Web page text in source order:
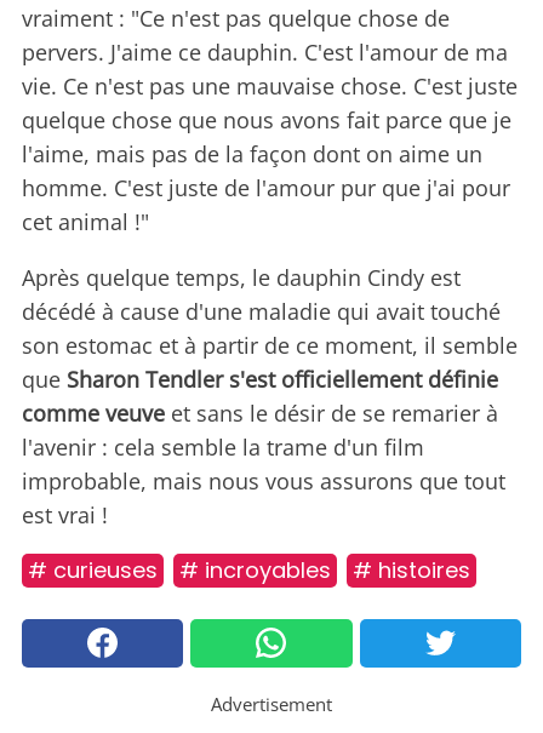
vraiment : "Ce n'est pas quelque chose de
pervers. J'aime ce dauphin. C'est l'amour de ma
vie. Ce n'est pas une mauvaise chose. C'est juste
quelque chose que nous avons fait parce que je
l'aime, mais pas de la façon dont on aime un
homme. C'est juste de l'amour pur que j'ai pour
cet animal !"
Après quelque temps, le dauphin Cindy est
décédé à cause d'une maladie qui avait touché
son estomac et à partir de ce moment, il semble
que Sharon Tendler s'est officiellement définie
comme veuve et sans le désir de se remarier à
l'avenir : cela semble la trame d'un film
improbable, mais nous vous assurons que tout
est vrai !
# curieuses # incroyables # histoires
Advertisement